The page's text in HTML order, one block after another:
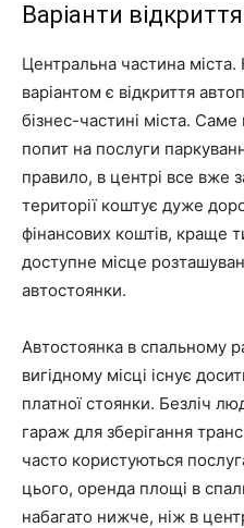
Варіанти
Центральна частина
варіантом є відкриття
бізнес-частині міста.
попит на послуги
правило, в центрі все вже
території коштує дуже
фінансових коштів, краще
доступне місце
автостоянки.
Автостоянка в спальному
вигідному місці існує
платної стоянки. Безліч
гараж для зберігання
часто користуються
цього, оренда площі в
набагато нижче, ніж в